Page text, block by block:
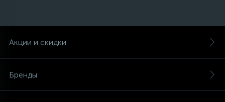
Акции и скидки
Бренды